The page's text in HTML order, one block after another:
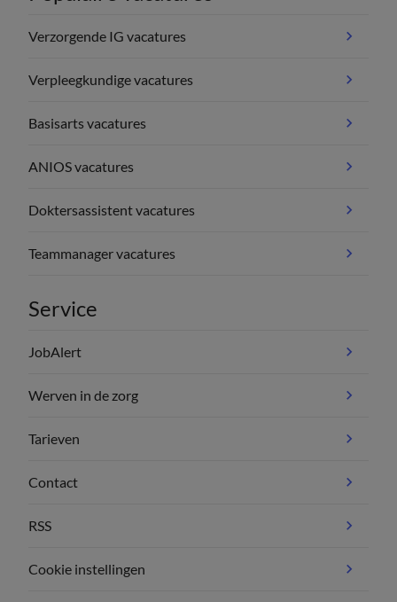
Verzorgende IG vacatures
Verpleegkundige vacatures
Basisarts vacatures
ANIOS vacatures
Doktersassistent vacatures
Teammanager vacatures
Service
JobAlert
Werven in de zorg
Tarieven
Contact
RSS
Cookie instellingen